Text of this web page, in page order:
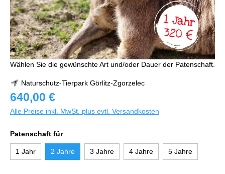
Wählen Sie die gewünschte Art und/oder Dauer der Patenschaft.
Naturschutz-Tierpark Görlitz-Zgorzelec
640,00 €
Alle Preise inkl. MwSt. plus evtl. Versandkosten
Patenschaft für
1 Jahr 2 Jahre 3 Jahre 4 Jahre 5 Jahre